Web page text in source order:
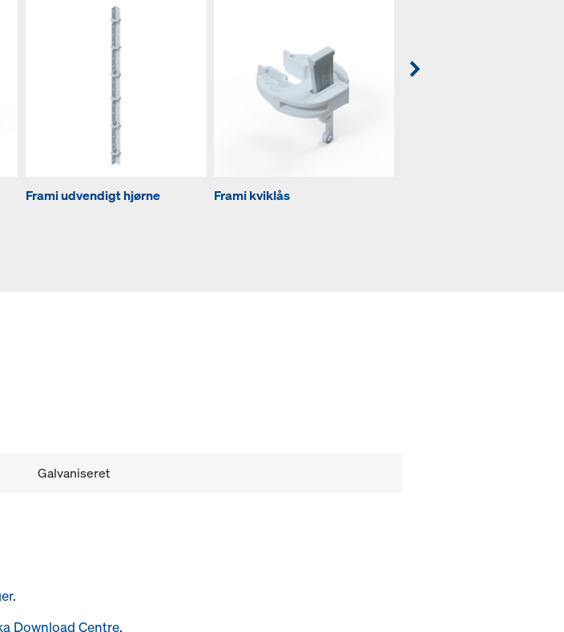
Frami udvendigt hjørne Frami kviklås
Galvaniseret
.
Download Centre.